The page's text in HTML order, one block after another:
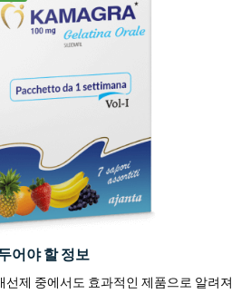
어야 할 정보
선제 중에서도 효과적인 제품으로 알려져